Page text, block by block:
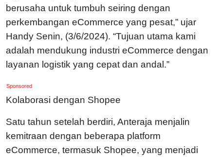
berusaha untuk tumbuh seiring dengan
perkembangan eCommerce yang pesat,” ujar
Handy Senin, (3/6/2024). “Tujuan utama kami
adalah mendukung industri eCommerce dengan
layanan logistik yang cepat dan andal.”
Sponsored
Kolaborasi dengan Shopee
Satu tahun setelah berdiri, Anteraja menjalin
kemitraan dengan beberapa platform
eCommerce, termasuk Shopee, yang menjadi